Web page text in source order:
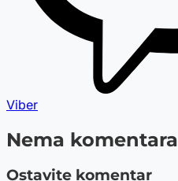
Viber
Nema komentara
Ostavite komentar